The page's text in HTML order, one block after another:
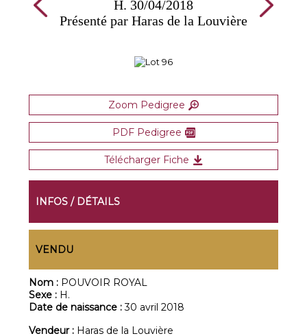
H. 30/04/2018
Présenté par Haras de la Louvière
Zoom Pedigree
PDF Pedigree
Télécharger Fiche
INFOS / DÉTAILS
VENDU
Nom : POUVOIR ROYAL
Sexe : H.
Date de naissance :30 avril 2018
Vendeur : Haras de la Louvière